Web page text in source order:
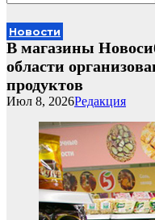
Новости
В магазины
области
продуктов
Редакция
Июл 8, 2026